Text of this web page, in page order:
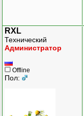
RXL
Технический
Администратор
Offline
Пол: